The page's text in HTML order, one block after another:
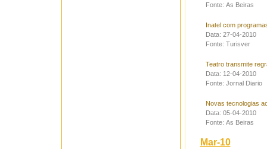
Fonte: As Beiras
Inatel com
Data: 27-04-2010
Fonte: Turisver
Teatro transmite
Data: 12-04-2010
Fonte: Jornal Diario
Novas tecnologias
Data: 05-04-2010
Fonte: As Beiras
Mar-10